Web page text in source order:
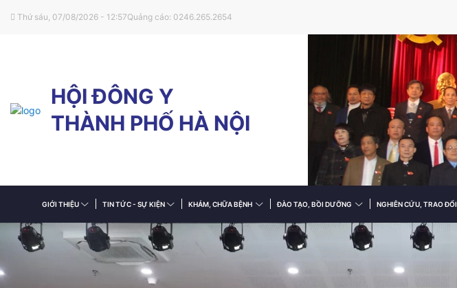
Thứ sáu, 07/08/2026 - 12:57Quảng cáo: 0246.265.2654
HỘI ĐÔNG Y
THÀNH PHỐ HÀ NỘI
GIỚI THIỆU TIN TỨC - SỰ KIỆN KHÁM, CHỮA BỆNH ĐÀO TẠO, BỒI DƯỠNG NGHIÊN CỨU, TRAO ĐỔI